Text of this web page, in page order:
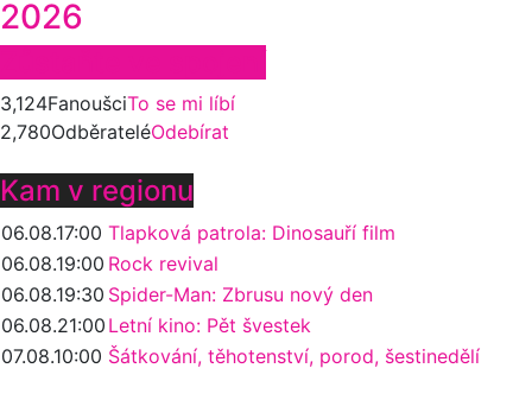
2026
3,124FanoušciTo se mi líbí
2,780OdběrateléOdebírat
Kam v regionu
06.08.17:00 Tlapková patrola: Dinosauří film
06.08.19:00 Rock revival
06.08.19:30 Spider-Man: Zbrusu nový den
06.08.21:00 Letní kino: Pět švestek
07.08.10:00 Šátkování, těhotenství, porod, šestinedělí